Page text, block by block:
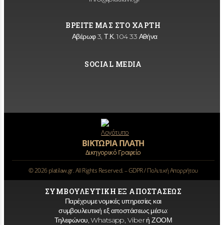
ΒΡΕΙΤΕ ΜΑΣ ΣΤΟ ΧΑΡΤΗ
Αβέρωφ 3, Τ.Κ. 104 33 Αθήνα
SOCIAL MEDIA
ΒΙΚΤΩΡΙΑ ΠΛΑΤΗ
Δικηγορικό Γραφείο
©2026platilaw.gr. All Rights Reserved. –GDPR / Πολιτική Απορρήτου
ΣΥΜΒΟΥΛΕΥΤΙΚΗ ΕΞ ΑΠΟΣΤΑΣΕΩΣ
Παρέχουμε νομικές υπηρεσίες και
συμβουλευτική εξ αποστάσεως μέσω:
Τηλεφώνου, Whatsapp, Viber ή ΖΟΟΜ